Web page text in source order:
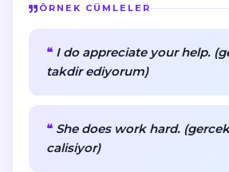
ÖRNEK CÜMLELER
I do appreciate your help.
takdir ediyorum)
She does work hard.
calisiyor)